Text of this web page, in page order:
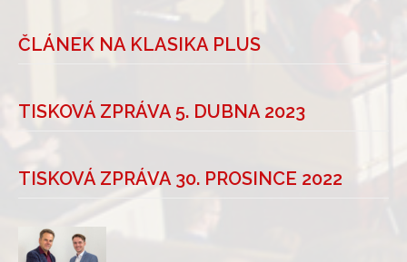
ČLÁNEK NA KLASIKA PLUS
TISKOVÁ ZPRÁVA 5. DUBNA 2023
TISKOVÁ ZPRÁVA 30. PROSINCE 2022